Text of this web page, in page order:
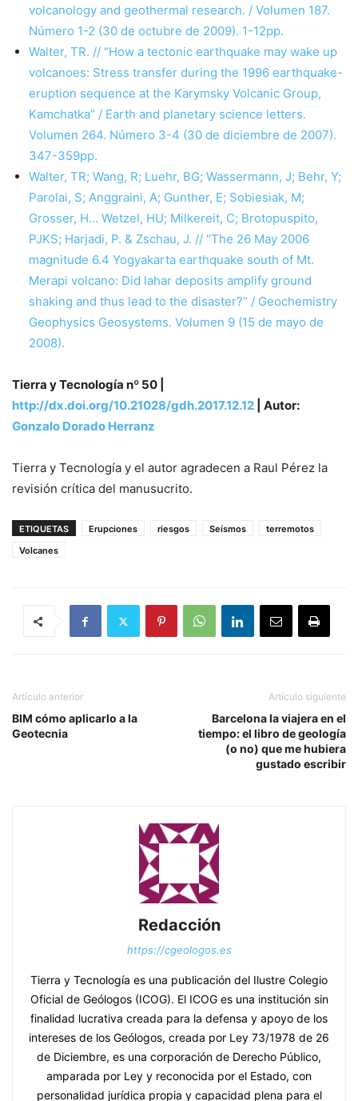
volcanology and geothermal research. / Volumen 187.
Número 1-2 (30 de octubre de 2009). 1-12pp.
Walter, TR. // “How a tectonic earthquake may wake up
volcanoes: Stress transfer during the 1996 earthquake-
eruption sequence at the Karymsky Volcanic Group,
Kamchatka” / Earth and planetary science letters.
Volumen 264. Número 3-4 (30 de diciembre de 2007).
347-359pp.
Walter, TR; Wang, R; Luehr, BG; Wassermann, J; Behr, Y;
Parolai, S; Anggraini, A; Gunther, E; Sobiesiak, M;
Grosser, H… Wetzel, HU; Milkereit, C; Brotopuspito,
PJKS; Harjadi, P. & Zschau, J. // “The 26 May 2006
magnitude 6.4 Yogyakarta earthquake south of Mt.
Merapi volcano: Did lahar deposits amplify ground
shaking and thus lead to the disaster?” / Geochemistry
Geophysics Geosystems. Volumen 9 (15 de mayo de
2008).
Tierra y Tecnología nº 50 |
http://dx.doi.org/10.21028/gdh.2017.12.12 | Autor:
Gonzalo Dorado Herranz
Tierra y Tecnología y el autor agradecen a Raul Pérez la
revisión crítica del manusucrito.
ETIQUETAS Erupciones riesgos Seísmos
terremotos
Volcanes
Artículo anterior
BIM cómo aplicarlo a la
Geotecnia
Artículo siguiente
Barcelona la viajera en el
tiempo: el libro de geología
(o no) que me hubiera
gustado escribir
Redacción
https://cgeologos.es
Tierra y Tecnología es una publicación del Ilustre Colegio
Oficial de Geólogos (ICOG). El ICOG es una institución sin
finalidad lucrativa creada para la defensa y apoyo de los
intereses de los Geólogos, creada por Ley 73/1978 de 26
de Diciembre, es una corporación de Derecho Público,
amparada por Ley y reconocida por el Estado, con
personalidad jurídica propia y capacidad plena para el